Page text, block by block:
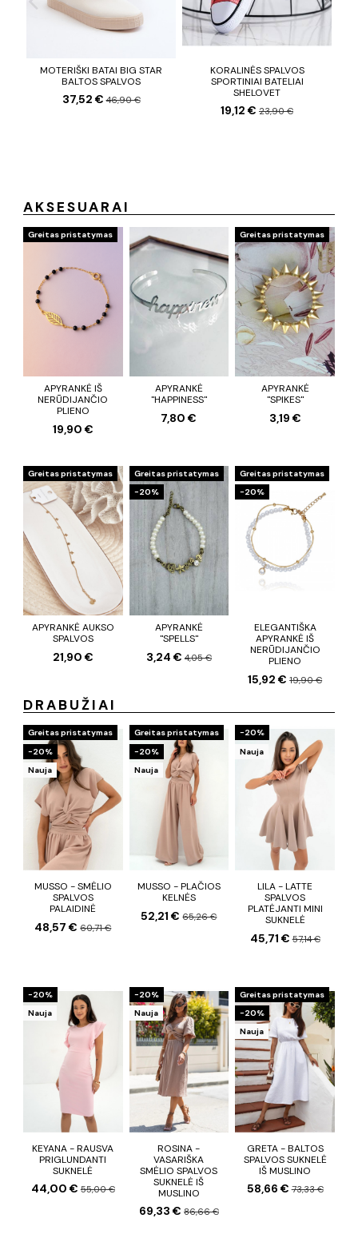
MOTERIŠKI BATAI BIG STAR
BALTOS SPALVOS
37,52 €46,90 €
KORALINĖS SPALVOS
SPORTINIAI BATELIAI
SHELOVET
19,12 € 23,90 €
AKSESUARAI
Greitas pristatymas
APYRANKĖ IŠ
NERŪDIJANČIO
PLIENO
19,90 €
APYRANKĖ
"HAPPINESS"
7,80 €
Greitas pristatymas
APYRANKĖ
"SPIKES"
3,19 €
Greitas pristatymas
APYRANKĖ AUKSO
SPALVOS
21,90 €
Greitas pristatymas
−20%
APYRANKĖ
"SPELLS"
3,24 € 4,05 €
Greitas pristatymas
−20%
ELEGANTIŠKA
APYRANKĖ IŠ
NERŪDIJANČIO
PLIENO
15,92 €19,90 €
DRABUŽIAI
Greitas pristatymas
−20%
Nauja
MUSSO - SMĖLIO
SPALVOS
PALAIDINĖ
48,57 €60,71 €
Greitas pristatymas
−20%
Nauja
MUSSO - PLAČIOS
KELNĖS
52,21 €65,26 €
−20%
Nauja
LILA - LATTE
SPALVOS
PLATĖJANTI MINI
SUKNELĖ
45,71 €57,14 €
−20%
Nauja
KEYANA - RAUSVA
PRIGLUNDANTI
SUKNELĖ
44,00 €55,00 €
−20%
Nauja
ROSINA -
VASARIŠKA
SMĖLIO SPALVOS
SUKNELĖ IŠ
MUSLINO
69,33 € 86,66 €
Greitas pristatymas
−20%
Nauja
GRETA - BALTOS
SPALVOS SUKNELĖ
IŠ MUSLINO
58,66 €73,33 €